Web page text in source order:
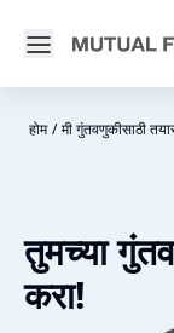
Open main
होम / मी गुंतवणुकीसाठी
तुमच्या
करा!